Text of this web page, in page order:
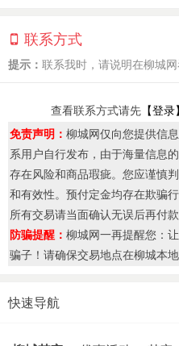
联系方式
提示： 联系我时，请说明在柳城网
查看联系方式请先 【登录】
免责声明： 柳城网仅向您提供信
系用户自行发布，由于海量信息
存在风险和商品瑕疵。您应谨慎
和有效性。预付定金均存在欺骗
所有交易请当面确认无误后再付款
防骗提醒： 柳城网一再提醒您：
骗子！请确保交易地点在柳城本地
快速导航